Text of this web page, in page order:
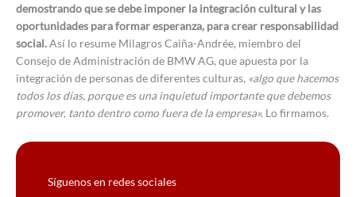
demostrando que se debe imponer la integración cultural y las
oportunidades para formar esperanza, para crear responsabilidad
social.Así lo resume Milagros Caiña-Andrée, miembro del
Consejo de Administración de BMW AG, que apuesta por la
integración de personas de diferentes culturas, «algo que hacemos
todos los días, porque es una inquietud importante que debemos
promover, tanto dentro como fuera de la empresa». Lo firmamos.
Síguenos en redes sociales